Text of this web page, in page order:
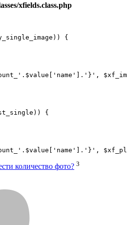
xfields.class.php
{
{
количество фото? 3